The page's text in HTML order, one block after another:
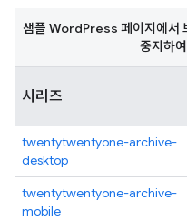
시리즈
twentytwentyone-archive-
desktop
twentytwentyone-archive-
mobile
샘플 WordPress 페이지에서
중지하